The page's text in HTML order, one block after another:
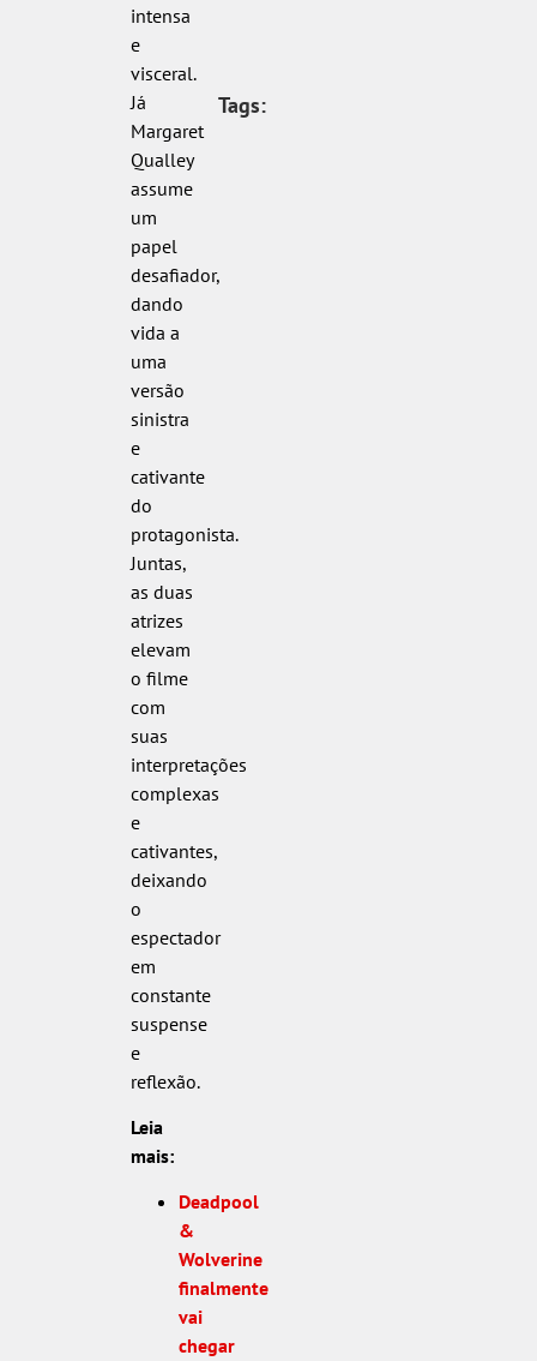
intensa
e
visceral.
Já
Margaret
Qualley
assume
um
papel
desafiador,
dando
vida a
uma
versão
sinistra
e
cativante
do
protagonista.
Juntas,
as duas
atrizes
elevam
o filme
com
suas
interpretações
complexas
e
cativantes,
deixando
o
espectador
em
constante
suspense
e
reflexão.
Leia
mais:
Deadpool
&
Wolverine
finalmente
vai
chegar
Tags: